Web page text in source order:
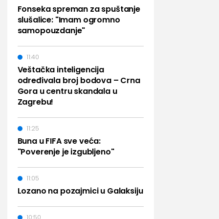
Fonseka spreman za spuštanje
slušalice: "Imam ogromno
samopouzdanje"
Veštačka inteligencija
određivala broj bodova – Crna
Gora u centru skandala u
Zagrebu!
11:40
Buna u FIFA sve veća:
"Poverenje je izgubljeno"
11:25
Lozano na pozajmici u Galaksiju
11:05